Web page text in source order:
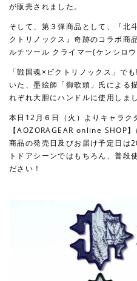
が販売されました。
そして、第３弾商品として、『北
クトリノックス』奇跡のコラボ商
ルチツール クライマー(ケンシロ
「戦国魂×ビクトリノックス」で
いた、墨絵師「御歌頭」氏による
れぞれ大胆にハンドルに使用しまし
本日12月６日（火）よりキャラク
【AOZORAGEAR online SHOP
商品の発売日及びお届け予定日は
トドアシーンではもちろん、普段
ださい！